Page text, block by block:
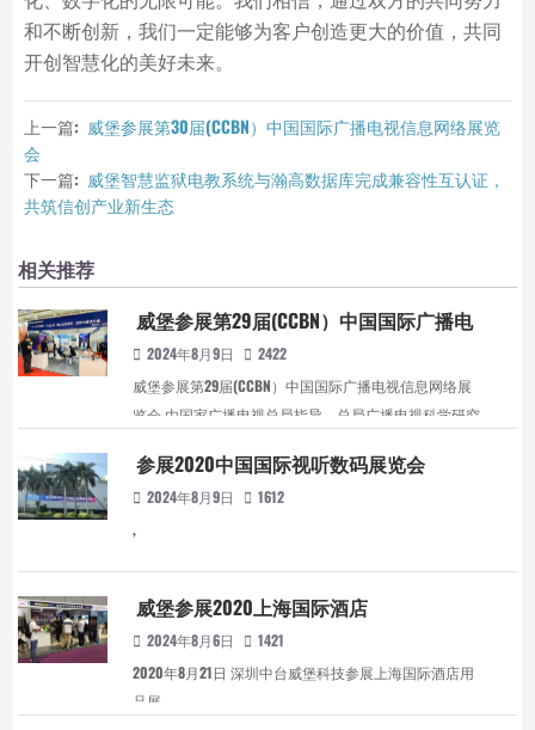
和不断创新，我们一定能够为客户创造更大的价值，共同
开创智慧化的美好未来。
上一篇: 威堡参展第30届(CCBN）中国国际广播电视信息网络展览
会
下一篇: 威堡智慧监狱电教系统与瀚高数据库完成兼容性互认证，
共筑信创产业新生态
相关推荐
威堡参展第29届(CCBN）中国国际广播电
视信息网络展览会
2024年8月9日
2422
威堡参展第29届(CCBN）中国国际广播电视信息网络展
览会 由国家广播电视总局指导，总局广播电视科学研究
（CCBN）将于2023年4月19-21日在北京首钢会展中心举
行。 ,
参展2020中国国际视听数码展览会
2024年8月9日
1612
,
威堡参展2020上海国际酒店
2024年8月6日
1421
2020年8月21日 深圳中台威堡科技参展上海国际酒店用
品展 ,